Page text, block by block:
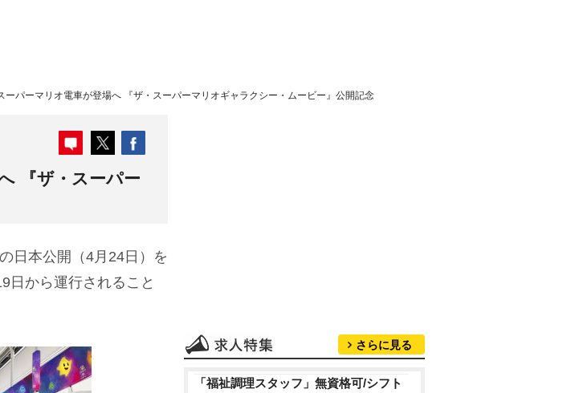
パーマリオ電車が登場へ 『ザ・スーパーマリオギャラクシー・ムービー』公開記念
『ザ・スーパー
日本公開（4月24日）を
日から運行されること
さらに見る
「福祉調理スタッフ」無資格可/シフト